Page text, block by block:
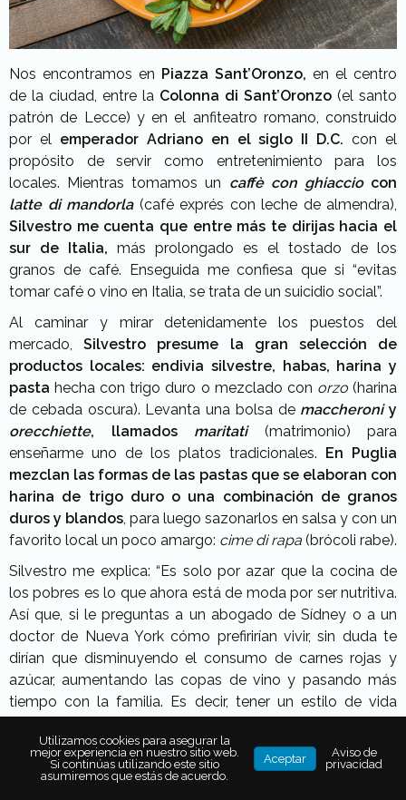
Nos encontramos en Piazza Sant’Oronzo, en el centro
de la ciudad, entre la Colonna di Sant’Oronzo (el santo
patrón de Lecce) y en el anfiteatro romano, construido
por el emperador Adriano en el siglo II D.C. con el
propósito de servir como entretenimiento para los
locales. Mientras tomamos un caffè con ghiacciocon
latte di mandorla(café exprés con leche de almendra),
Silvestro me cuenta que entre más te dirijas hacia el
sur de Italia, más prolongado es el tostado de los
granos de café. Enseguida me confiesa que si “evitas
tomar café o vino en Italia, se trata de un suicidio social”.
Al caminar y mirar detenidamente los puestos del
mercado,Silvestro presume la gran selección de
productos locales: endivia silvestre, habas, harina y
pasta hecha con trigo duro o mezclado con orzo(harina
de cebada oscura). Levanta una bolsa de maccheroniy
orecchiette, llamados maritati(matrimonio) para
enseñarme uno de los platos tradicionales. En Puglia
mezclan las formas de las pastas que se elaboran con
harina de trigo duro o una combinación de granos
duros y blandos, para luego sazonarlos en salsa y con un
favorito local un poco amargo: cime di rapa (brócoli rabe).
Silvestro me explica: “Es solo por azar que la cocina de
los pobres es lo que ahora está de moda por ser nutritiva.
Así que, si le preguntas a un abogado de Sídney o a un
doctor de Nueva York cómo prefirirían vivir, sin duda te
dirían que disminuyendo el consumo de carnes rojas y
azúcar, aumentando las copas de vino y pasando más
tiempo con la familia. Es decir, tener un estilo de vida
Utilizamos cookies para asegurar la
mejor experiencia en nuestro sitio web.
Si continúas utilizando este sitio
asumiremos que estás de acuerdo.
Aceptar
Aviso de
privacidad